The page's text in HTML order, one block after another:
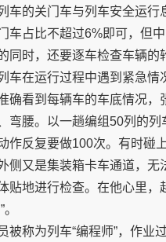
车的关门车与列车安全运行
车占比不超过6%即可，但
同时，还要逐车检查车辆的
车在运行过程中遇到紧急情
确看到每辆车的车底情况，
弯腰。以一趟编组50列的列
作反复要做100次。有时碰上
侧又是集装箱卡车通道，无
贴地进行检查。在他心里，
被称为列车“编程师”，作业